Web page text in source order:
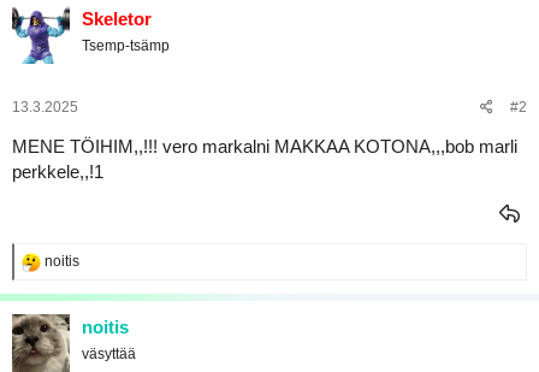
a
j
t
i
o
:
Skeletor
Tsemp-tsämp
13.3.2025 #2
MENE TÖIHIM,,!!! vero markalni MAKKAA KOTONA,,,bob marli
perkkele,,!1
R
a
k
t
i
noitis
noitis
väsyttää